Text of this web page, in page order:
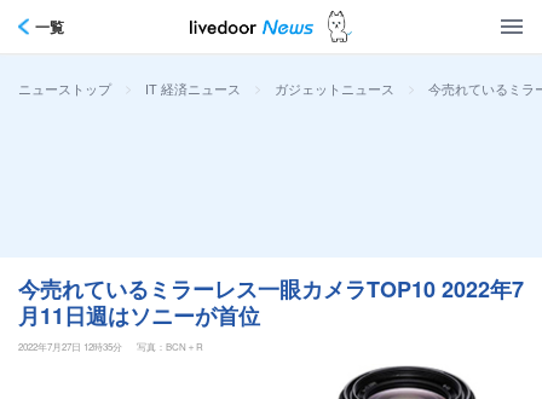
一覧
ニューストップ > IT 経済ニュース > ガジェットニュース > 今売れているミラ
今売れているミラーレス一眼カメラTOP10 2022年7
月11日週はソニーが首位
2022年7月27日 12時35分 写真：BCN＋R